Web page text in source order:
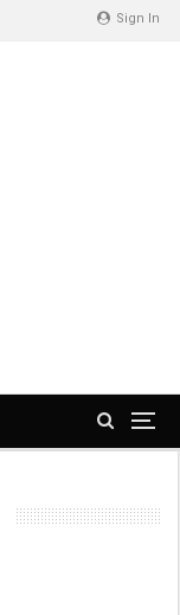
Sign In